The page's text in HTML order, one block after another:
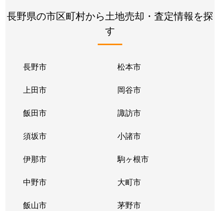
大栄町
500万円 岡谷
徒歩20分
980万円
塚間町
1,300万円 岡谷
天竜町
1,200万円 岡谷
南宮
岡谷
東銀座
岡谷
堀ノ内
岡谷
堀ノ内
下諏訪
本町
1,100万円 岡谷
長野県の市区町村から土地売却・査定情報を探
す
長野市 松本市
上田市 岡谷市
飯田市 諏訪市
須坂市 小諸市
伊那市 駒ヶ根市
中野市 大町市
飯山市 茅野市